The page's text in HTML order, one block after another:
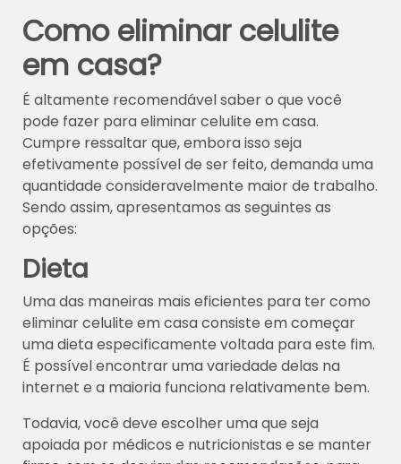
Como eliminar celulite
em casa?
É altamente recomendável saber o que você
pode fazer para eliminar celulite em casa.
Cumpre ressaltar que, embora isso seja
efetivamente possível de ser feito, demanda uma
quantidade consideravelmente maior de trabalho.
Sendo assim, apresentamos as seguintes as
opções:
Dieta
Uma das maneiras mais eficientes para ter como
eliminar celulite em casa consiste em começar
uma dieta especificamente voltada para este fim.
É possível encontrar uma variedade delas na
internet e a maioria funciona relativamente bem.
Todavia, você deve escolher uma que seja
apoiada por médicos e nutricionistas e se manter